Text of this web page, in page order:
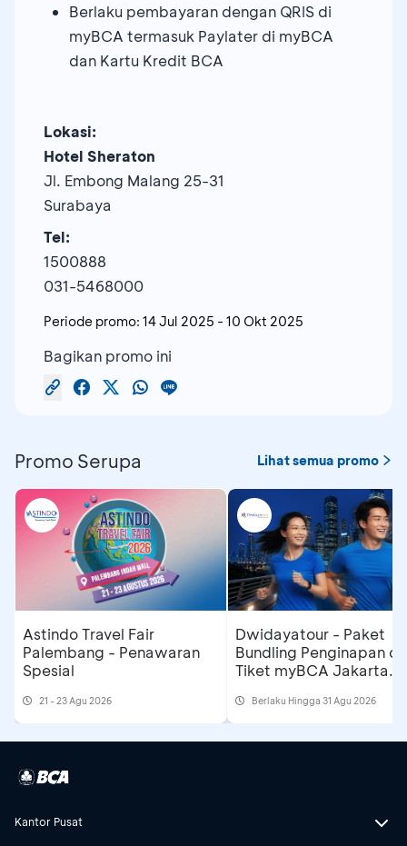
Berlaku pembayaran dengan QRIS di
myBCA termasuk Paylater di myBCA
dan Kartu Kredit BCA
Lokasi:
Hotel Sheraton
Jl. Embong Malang 25-31
Surabaya
Tel:
1500888
031-5468000
Periode promo: 14 Jul 2025 - 10 Okt 2025
Bagikan promo ini
Promo Serupa Lihat semua promo
Astindo Travel Fair
Palembang - Penawaran
Spesial
21 - 23 Agu 2026
Dwidayatour - Paket
Bundling Penginapan
Tiket myBCA Jakarta
Berlaku Hingga 31 Agu 2026
Kantor Pusat